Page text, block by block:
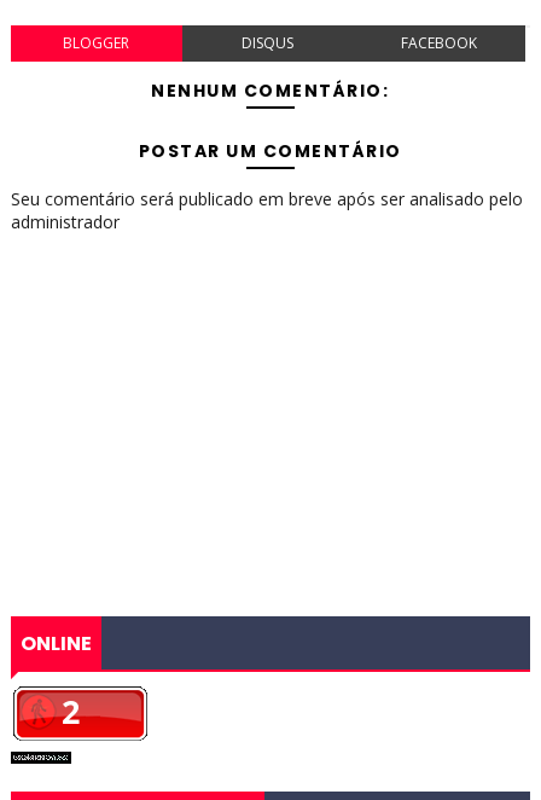
BLOGGER DISQUS FACEBOOK
NENHUM COMENTÁRIO:
POSTAR UM COMENTÁRIO
Seu comentário será publicado em breve após ser analisado pelo
administrador
ONLINE